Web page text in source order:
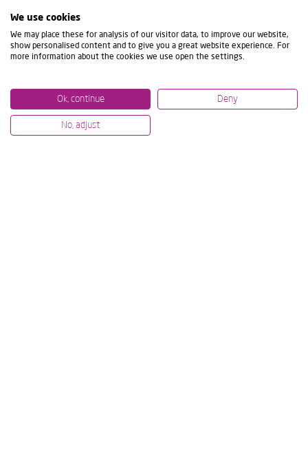
MECANIZADO DE ALTO NIVEL EN
IMTS Y AMB: DEMOSTRACIONES
TECNOLÓGICAS EN DIRECTO
POR
We use cookies
We may place these for analysis of our visitor data, to improve our website,
show personalised content and to give you a great website experience. For
more information about the cookies we use open the settings.
Ok, continue Deny
No, adjust